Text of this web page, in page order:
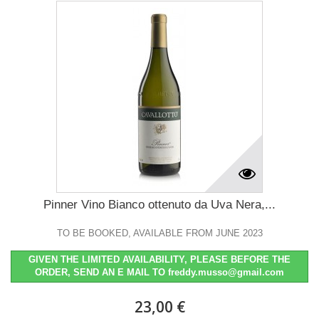
Pinner Vino Bianco ottenuto da Uva Nera,...
TO BE BOOKED, AVAILABLE FROM JUNE 2023
GIVEN THE LIMITED AVAILABILITY, PLEASE BEFORE THE
ORDER, SEND AN E MAIL TO freddy.musso@gmail.com
23,00 €